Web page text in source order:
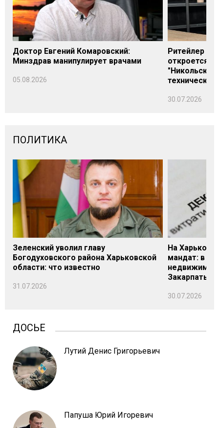
Доктор Евгений Комаровский:
Минздрав манипулирует врачами
05.08.2026
Ритейлер
откроется
технических
30.07.2026
ПОЛИТИКА
Зеленский уволил главу
Богодуховского района Харьковской
области: что известно
31.07.2026
На
мандат: в
Закарпатье
30.07.2026
ДОСЬЕ
Лутий Денис Григорьевич
Папуша Юрий Игоревич